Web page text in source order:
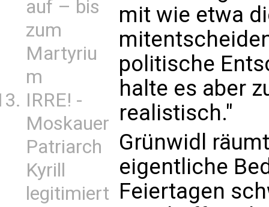
auf – bis
zum
Martyriu
m
IRRE! -
Moskauer
Patriarch
Kyrill
legitimiert
mit wie etwa
politische
halte es aber
realistisch."
Grünwidl
eigentliche
Feiertagen